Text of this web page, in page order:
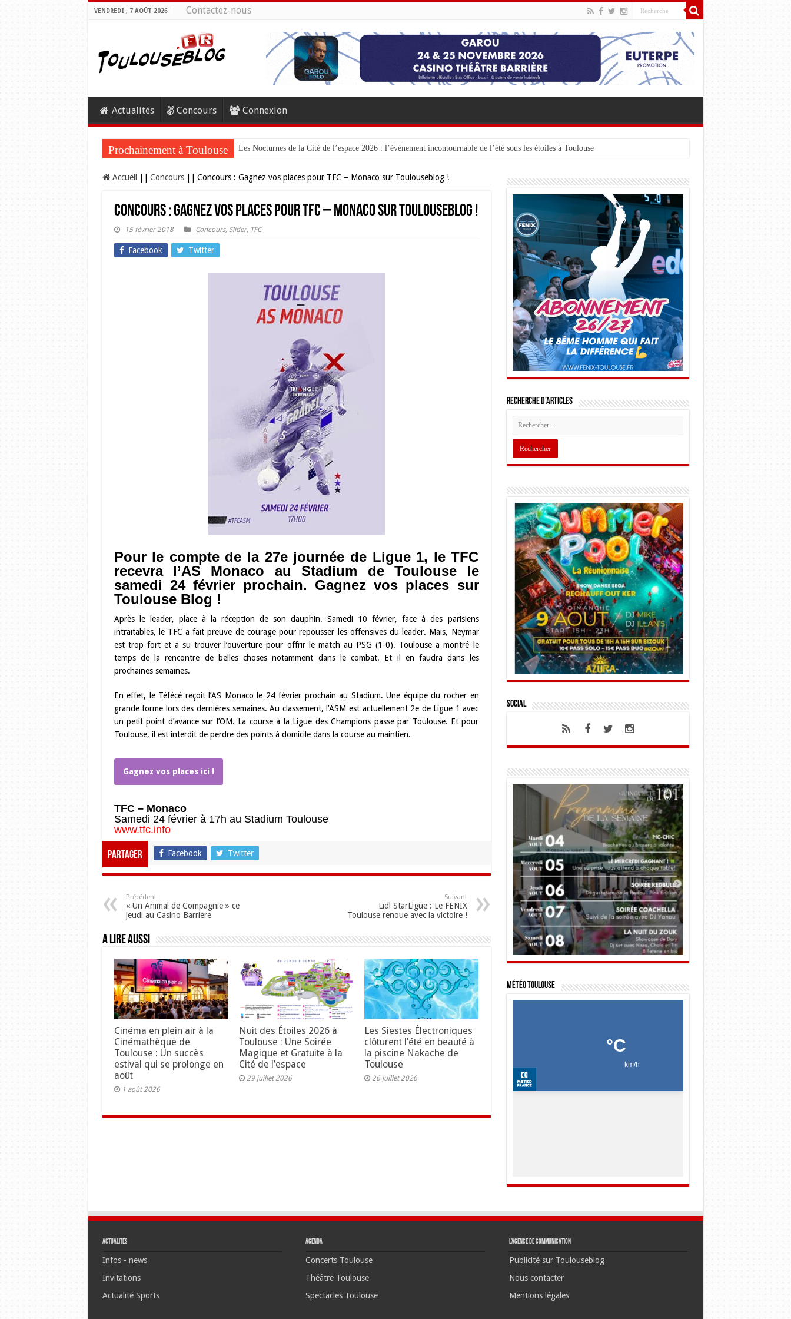
VENDREDI , 7 AOÛT 2026 Contactez-nous
Actualités Concours Connexion
Prochainement à Toulouse Les Nocturnes de la Cité de l’espace 2026 : l’événement incontournable de l’été sous les étoiles à Toulouse
Accueil Concours Concours : Gagnez vos places pour TFC – Monaco sur Toulouseblog !
Concours : Gagnez vos places pour TFC – Monaco sur Toulouseblog !
15 février 2018 Concours, Slider, TFC
Facebook Twitter
Pour le compte de la 27e journée de Ligue 1, le TFC
recevra l’AS Monaco au Stadium de Toulouse le
samedi 24 février prochain. Gagnez vos places sur
Toulouse Blog !
Après le leader, place à la réception de son dauphin. Samedi 10 février, face à des parisiens
intraitables, le TFC a fait preuve de courage pour repousser les offensives du leader. Mais, Neymar
est trop fort et a su trouver l’ouverture pour offrir le match au PSG (1-0). Toulouse a montré le
temps de la rencontre de belles choses notamment dans le combat. Et il en faudra dans les
prochaines semaines.
En effet, le Téfécé reçoit l’AS Monaco le 24 février prochain au Stadium. Une équipe du rocher en
grande forme lors des dernières semaines. Au classement, l’ASM est actuellement 2e de Ligue 1 avec
un petit point d’avance sur l’OM. La course à la Ligue des Champions passe par Toulouse. Et pour
Toulouse, il est interdit de perdre des points à domicile dans la course au maintien.
Gagnez vos places ici !
TFC – Monaco
Samedi 24 février à 17h au Stadium Toulouse
www.tfc.info
Partager Facebook Twitter
Précédent
« Un Animal de Compagnie » ce
jeudi au Casino Barrière
Suivant
Lidl StarLigue : Le FENIX
Toulouse renoue avec la victoire !
A lire aussi
Cinéma en plein air à la
Cinémathèque de
Toulouse : Un succès
estival qui se prolonge en
août
1 août 2026
Nuit des Étoiles 2026 à
Toulouse : Une Soirée
Magique et Gratuite à la
Cité de l’espace
29 juillet 2026
Les Siestes Électroniques
clôturent l’été en beauté à
la piscine Nakache de
Toulouse
26 juillet 2026
Recherche d’articles
Social
Météo Toulouse
Actualités
Infos - news
Invitations
Actualité Sports
Agenda
Concerts Toulouse
Théâtre Toulouse
Spectacles Toulouse
L’agence de communication
Publicité sur Toulouseblog
Nous contacter
Mentions légales